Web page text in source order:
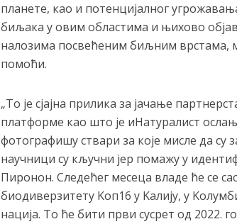
планете, као и потенцијалног
биљака у овим областима и њихово
налозима посвећеним биљним врстама,
помоћи.
„То је сјајна прилика за јачање
платформе као што је иНатуралист
фотографишу ствари за које мисле да су
научници су кључни јер помажу у
Пиронон. Следећег месеца владе ће се
биодиверзитету Kоп16 у Kалију, у
нација. То ће бити први сусрет од 2022.